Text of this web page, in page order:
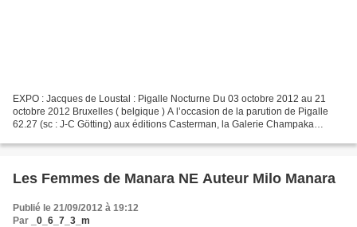
EXPO : Jacques de Loustal : Pigalle Nocturne Du 03 octobre 2012 au 21
octobre 2012 Bruxelles ( belgique ) A l’occasion de la parution de Pigalle
62.27 (sc : J-C Götting) aux éditions Casterman, la Galerie Champaka
Les Femmes de Manara NE Auteur Milo Manara
Publié le 21/09/2012 à 19:12
Par
_0_6_7_3_m